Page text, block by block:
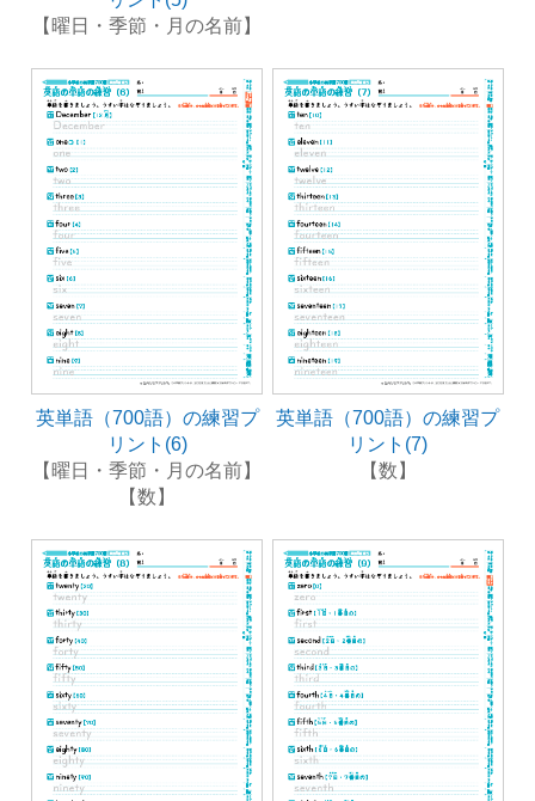
【曜日・季節・月の名前】
英単語（700語）の練習プ
リント(6)
【曜日・季節・月の名前】
【数】
英単語（700語）の練習プ
リント(7)
【数】